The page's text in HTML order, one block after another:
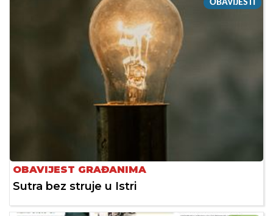
OBAVIJESTI
OBAVIJEST GRAĐANIMA
Sutra bez struje u Istri